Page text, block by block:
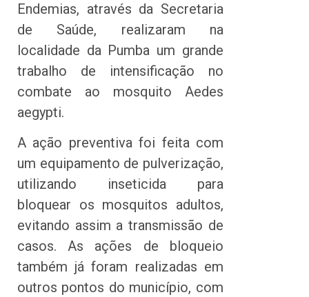
Endemias, através da Secretaria
de Saúde, realizaram na
localidade da Pumba um grande
trabalho de intensificação no
combate ao mosquito Aedes
aegypti.
A ação preventiva foi feita com
um equipamento de pulverização,
utilizando inseticida para
bloquear os mosquitos adultos,
evitando assim a transmissão de
casos. As ações de bloqueio
também já foram realizadas em
outros pontos do município, com